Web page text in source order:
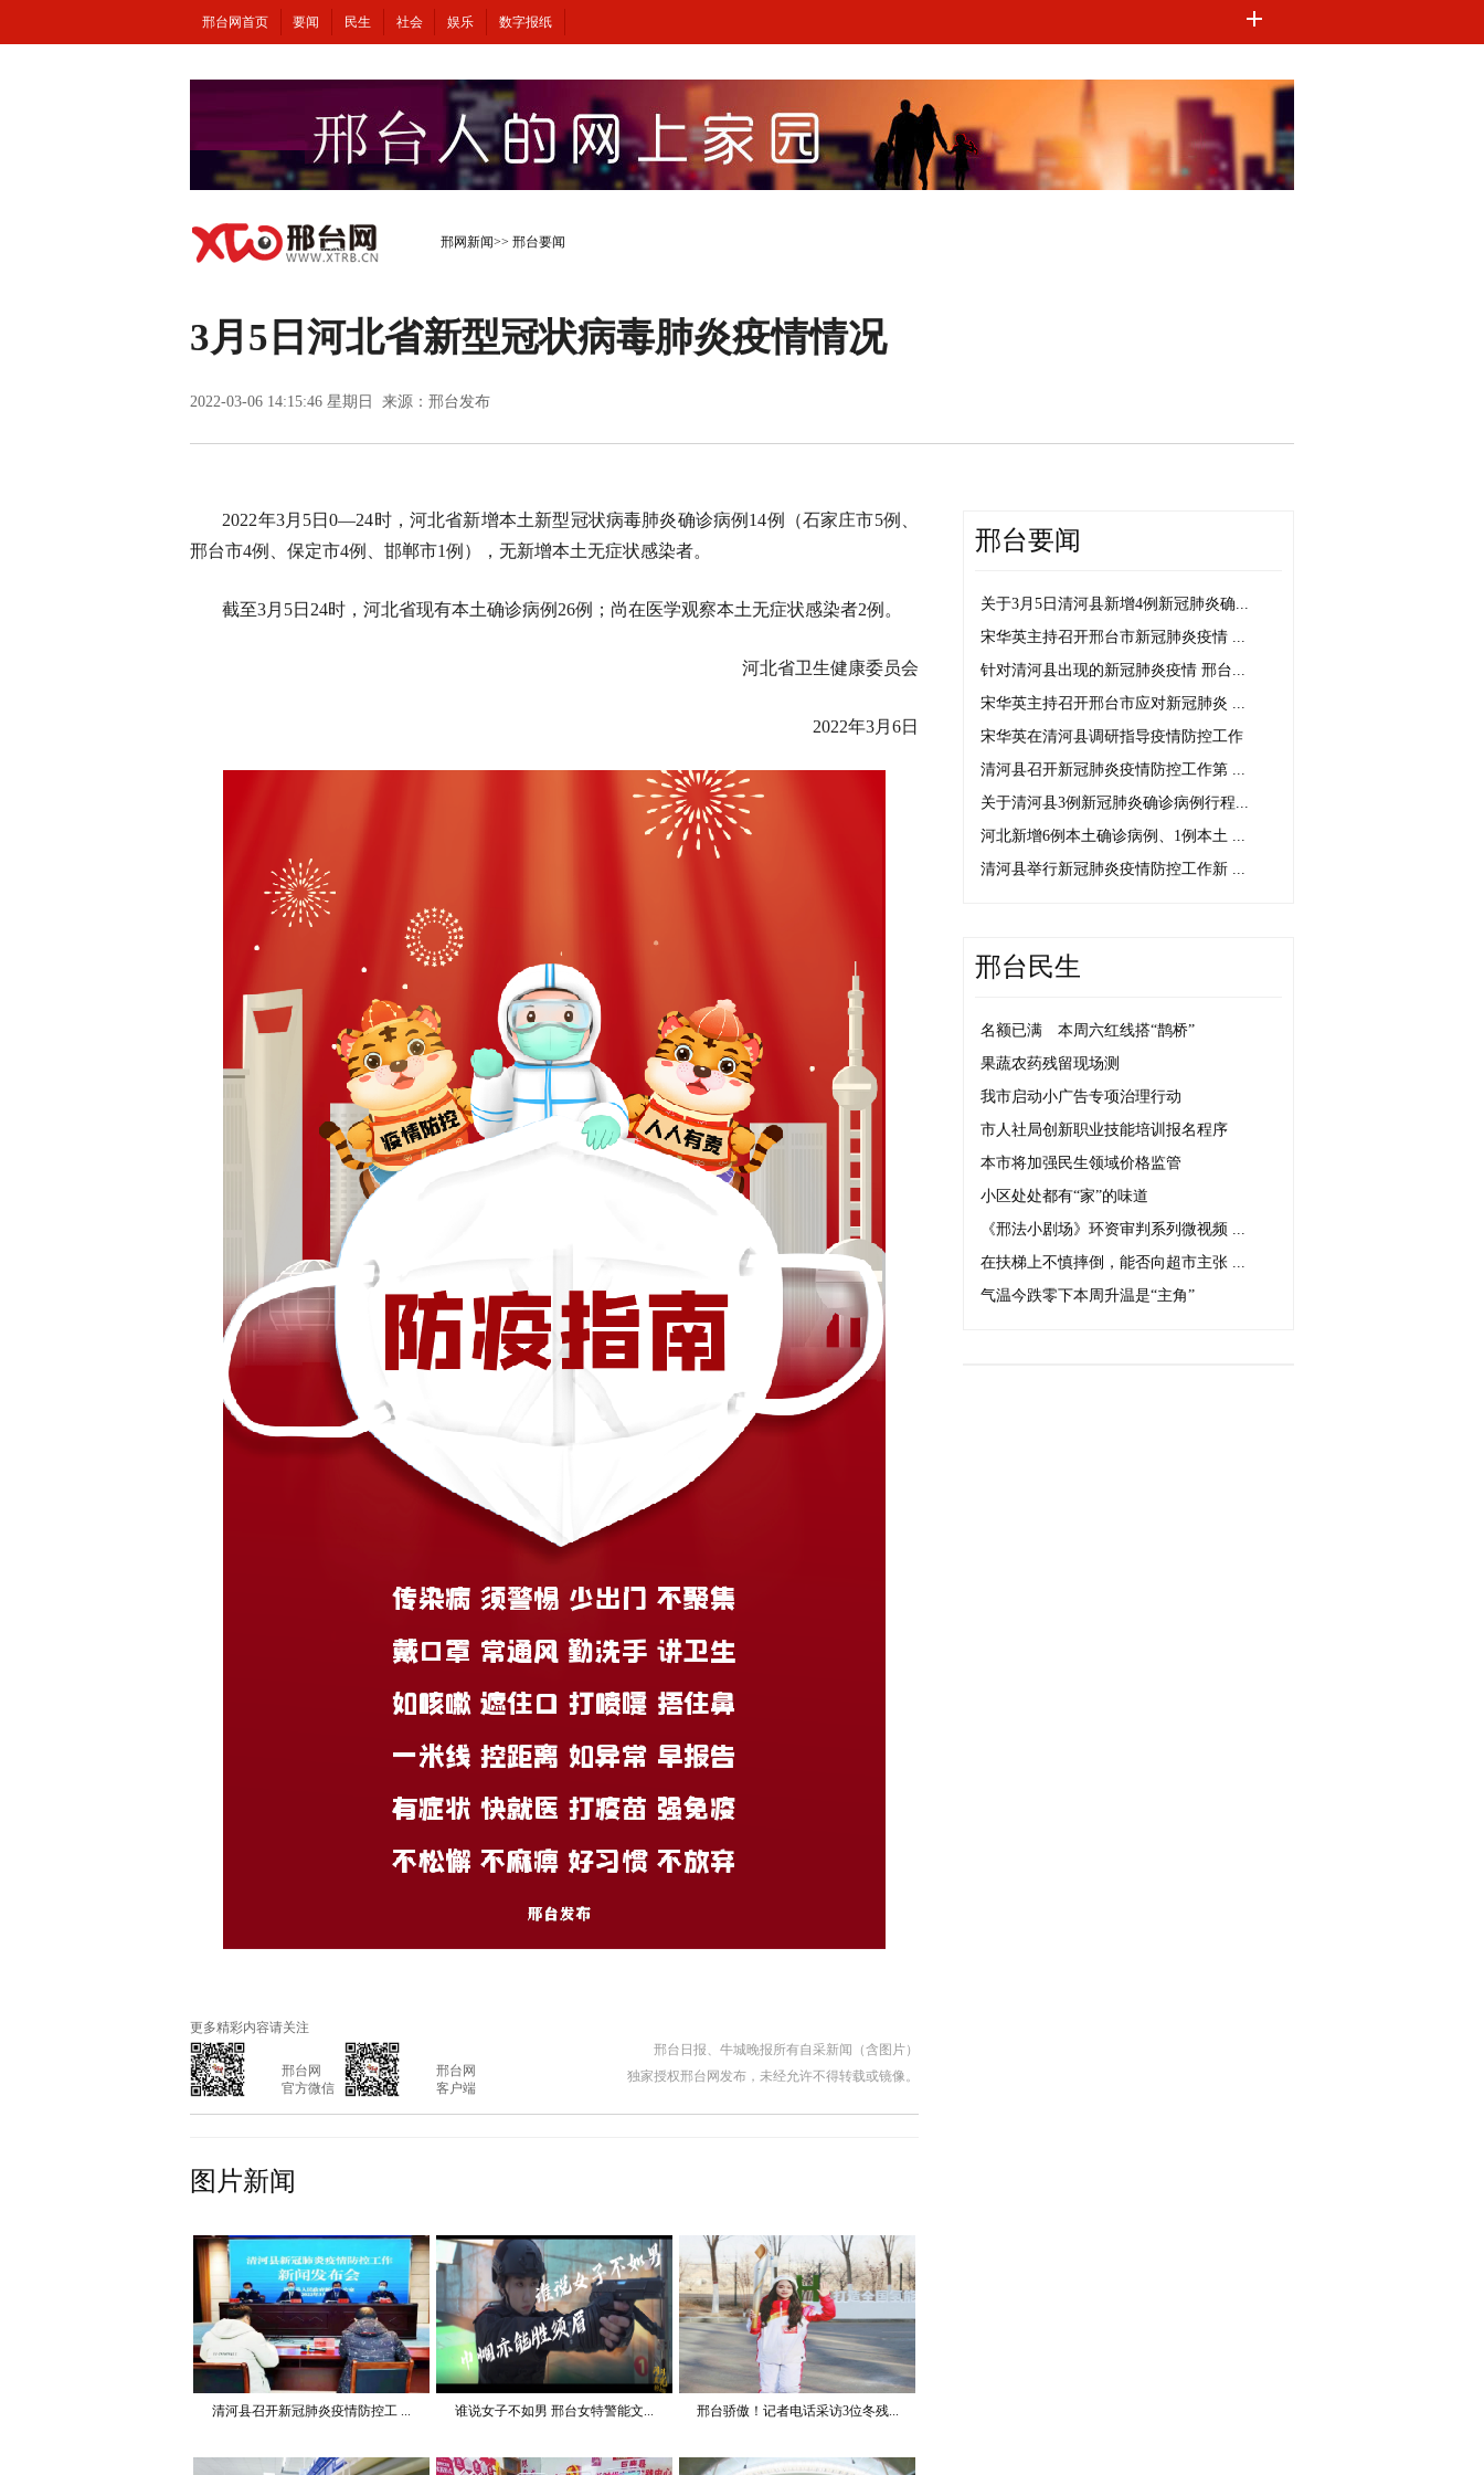
邢台网首页 要闻 民生 社会 娱乐 数字报纸
邢网新闻>> 邢台要闻
3月5日河北省新型冠状病毒肺炎疫情情况
2022-03-06 14:15:46 星期日 来源：邢台发布
2022年3月5日0—24时，河北省新增本土新型冠状病毒肺炎确诊病例14例（石家庄市5例、
邢台市4例、保定市4例、邯郸市1例），无新增本土无症状感染者。
截至3月5日24时，河北省现有本土确诊病例26例；尚在医学观察本土无症状感染者2例。
河北省卫生健康委员会
2022年3月6日
更多精彩内容请关注
			邢台网
			官方微信
			邢台网
			客户端
邢台日报、牛城晚报所有自采新闻（含图片）
独家授权邢台网发布，未经允许不得转载或镜像。
图片新闻
清河县召开新冠肺炎疫情防控工 ... 谁说女子不如男 邢台女特警能文... 邢台骄傲！记者电话采访3位冬残...
邢台要闻
关于3月5日清河县新增4例新冠肺炎确...
宋华英主持召开邢台市新冠肺炎疫情 ...
针对清河县出现的新冠肺炎疫情 邢台...
宋华英主持召开邢台市应对新冠肺炎 ...
宋华英在清河县调研指导疫情防控工作
清河县召开新冠肺炎疫情防控工作第 ...
关于清河县3例新冠肺炎确诊病例行程...
河北新增6例本土确诊病例、1例本土 ...
清河县举行新冠肺炎疫情防控工作新 ...
邢台民生
名额已满 本周六红线搭“鹊桥”
果蔬农药残留现场测
我市启动小广告专项治理行动
市人社局创新职业技能培训报名程序
本市将加强民生领域价格监管
小区处处都有“家”的味道
《邢法小剧场》环资审判系列微视频 ...
在扶梯上不慎摔倒，能否向超市主张 ...
气温今跌零下本周升温是“主角”